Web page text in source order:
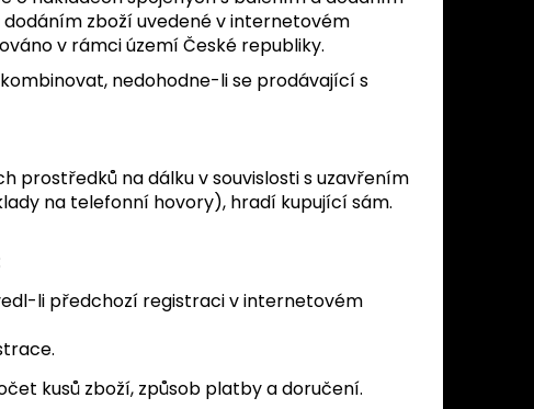
zboží uvedené v internetovém
v rámci území České republiky.
nedohodne-li se prodávající s
prostředků na dálku v souvislosti s uzavřením
na telefonní hovory), hradí kupující sám.
li předchozí registraci v internetovém
kusů zboží, způsob platby a doručení.